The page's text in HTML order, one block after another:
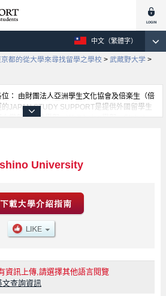
中文（繁體字）
都的從大學來尋找留學之學校 > 武蔵野大学 >
： 由財團法人亞洲學生文化協會及倍楽生（倍
JAPAN STUDY SUPPORT是提供外國留學生
学創業精神學部、Well-being學部、Global
学留學資訊的各位同學，請多多利用此網站查
招收留學生的1300所大學、大學院、短大、專
University
資訊上傳,請選擇其他語言閱覽
文查詢資訊